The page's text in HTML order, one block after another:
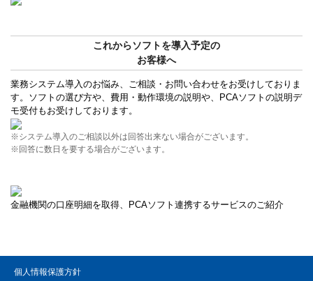
これからソフトを導入予定の
お客様へ
業務システム導入のお悩み、ご相談・お問い合わせをお受けしておりま
す。ソフトの選び方や、費用・動作環境の説明や、PCAソフトの説明デ
モ受付もお受けしております。
※システム導入のご相談以外は回答出来ない場合がございます。
※回答に数日を要する場合がございます。
金融機関の口座明細を取得、PCAソフト連携するサービスのご紹介
個人情報保護方針